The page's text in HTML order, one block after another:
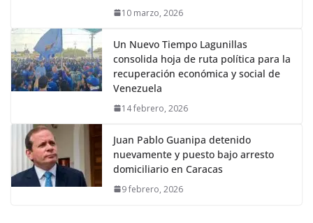
10 marzo, 2026
Un Nuevo Tiempo Lagunillas
consolida hoja de ruta política para la
recuperación económica y social de
Venezuela
14 febrero, 2026
Juan Pablo Guanipa detenido
nuevamente y puesto bajo arresto
domiciliario en Caracas
9 febrero, 2026